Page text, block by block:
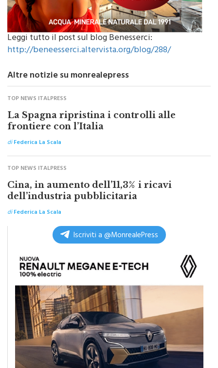
Leggi tutto il post sul blog Benesserci:
Altre notizie su monrealepress
TOP NEWS ITALPRESS
La Spagna ripristina i controlli alle
frontiere con l’Italia
diFederica La Scala
TOP NEWS ITALPRESS
Cina, in aumento dell’11,3% i ricavi
dell’industria pubblicitaria
di
Federica La Scala